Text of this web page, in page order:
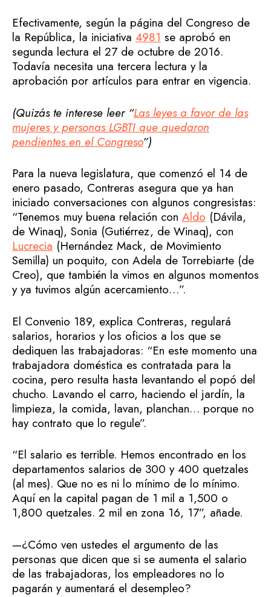
Efectivamente, según la página del Congreso de
la República, la iniciativa 4981 se aprobó en
segunda lectura el 27 de octubre de 2016.
Todavía necesita una tercera lectura y la
aprobación por artículos para entrar en vigencia.
(Quizás te interese leer “Las leyes a favor de las
mujeres y personas LGBTI que quedaron
pendientes en el Congreso”)
Para la nueva legislatura, que comenzó el 14 de
enero pasado, Contreras asegura que ya han
iniciado conversaciones con algunos congresistas:
“Tenemos muy buena relación con Aldo (Dávila,
de Winaq), Sonia (Gutiérrez, de Winaq), con
Lucrecia (Hernández Mack, de Movimiento
Semilla) un poquito, con Adela de Torrebiarte (de
Creo), que también la vimos en algunos momentos
y ya tuvimos algún acercamiento…”.
El Convenio 189, explica Contreras, regulará
salarios, horarios y los oficios a los que se
dediquen las trabajadoras: “En este momento una
trabajadora doméstica es contratada para la
cocina, pero resulta hasta levantando el popó del
chucho. Lavando el carro, haciendo el jardín, la
limpieza, la comida, lavan, planchan… porque no
hay contrato que lo regule”.
“El salario es terrible. Hemos encontrado en los
departamentos salarios de 300 y 400 quetzales
(al mes). Que no es ni lo mínimo de lo mínimo.
Aquí en la capital pagan de 1 mil a 1,500 o
1,800 quetzales. 2 mil en zona 16, 17”, añade.
—¿Cómo ven ustedes el argumento de las
personas que dicen que si se aumenta el salario
de las trabajadoras, los empleadores no lo
pagarán y aumentará el desempleo?